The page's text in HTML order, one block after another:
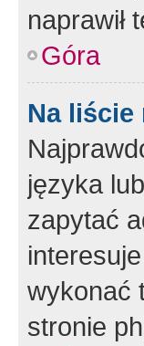
naprawił
Góra
Na liście
języka
zapytać
wykonać
stronie